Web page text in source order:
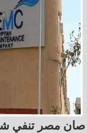
صان مصر تنفي